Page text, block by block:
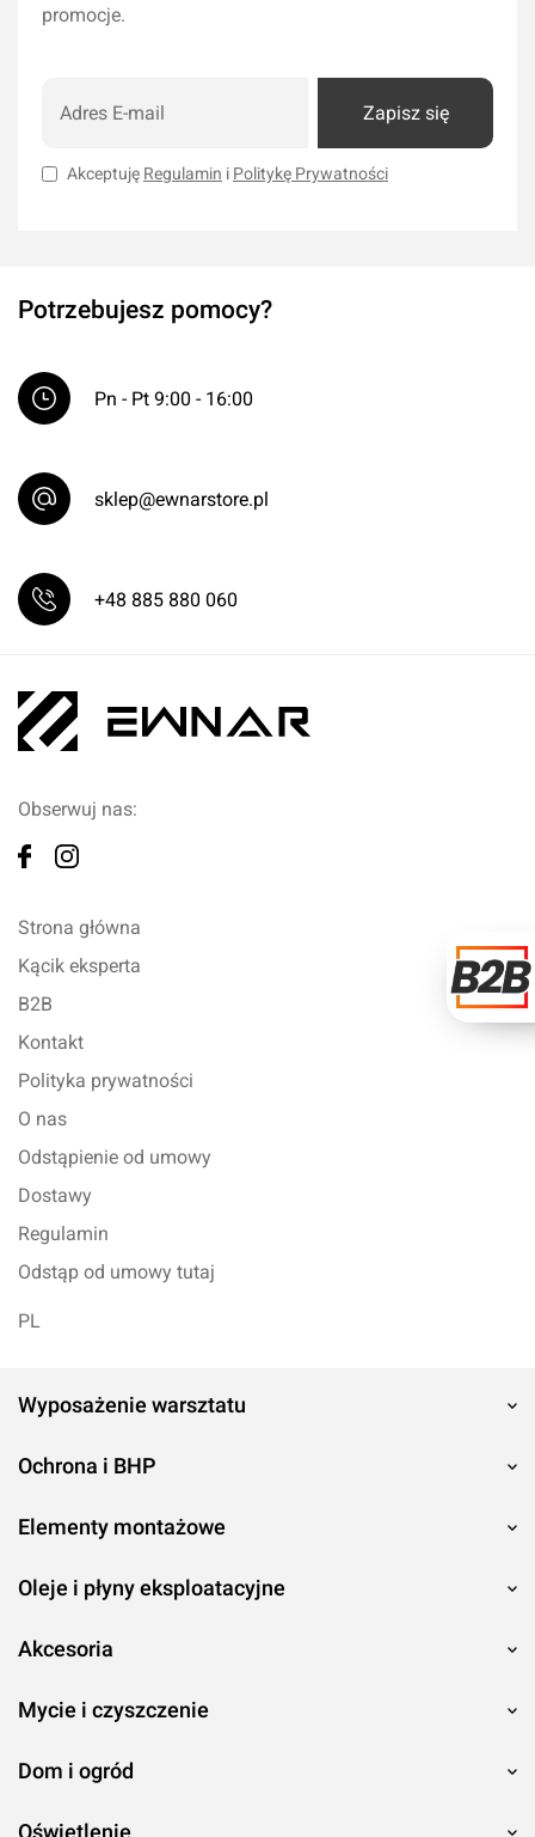
promocje.
Zapisz się
Akceptuję Regulamin i Politykę Prywatności
Potrzebujesz pomocy?
Pn - Pt 9:00 - 16:00
sklep@ewnarstore.pl
+48 885 880 060
Obserwuj nas:
Strona główna
Kącik eksperta
B2B
Kontakt
Polityka prywatności
O nas
Odstąpienie od umowy
Dostawy
Regulamin
Odstąp od umowy tutaj
PL
Wyposażenie warsztatu
Ochrona i BHP
Elementy montażowe
Oleje i płyny eksploatacyjne
Akcesoria
Mycie i czyszczenie
Dom i ogród
Oświetlenie